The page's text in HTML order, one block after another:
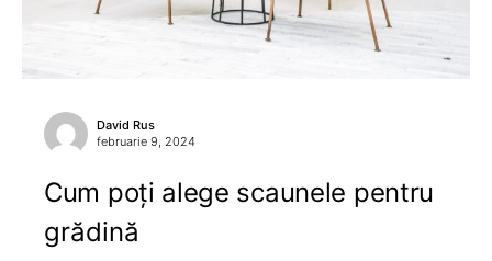
David Rus
februarie 9, 2024
Cum poți alege scaunele pentru
grădină